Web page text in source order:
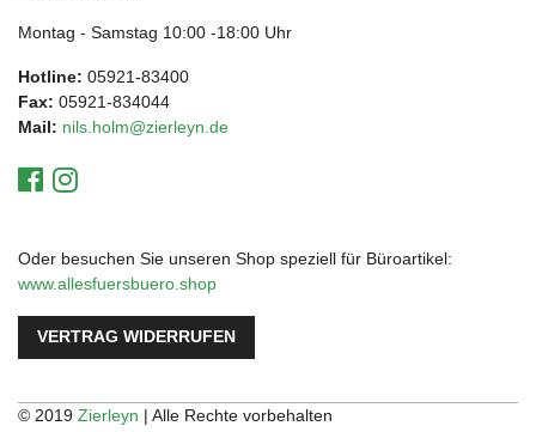
Montag - Samstag 10:00 -18:00 Uhr
Hotline: 05921-83400
Fax: 05921-834044
Mail: nils.holm@zierleyn.de
Oder besuchen Sie unseren Shop speziell für Büroartikel:
www.allesfuersbuero.shop
VERTRAG WIDERRUFEN
© 2019 Zierleyn | Alle Rechte vorbehalten